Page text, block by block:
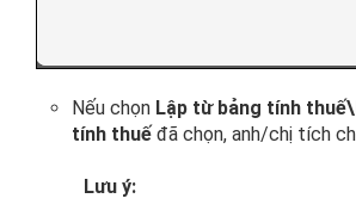
Nếu chọn Lập từ bảng tính thuế\
tính thuế đã chọn, anh/chị tích
Lưu ý: